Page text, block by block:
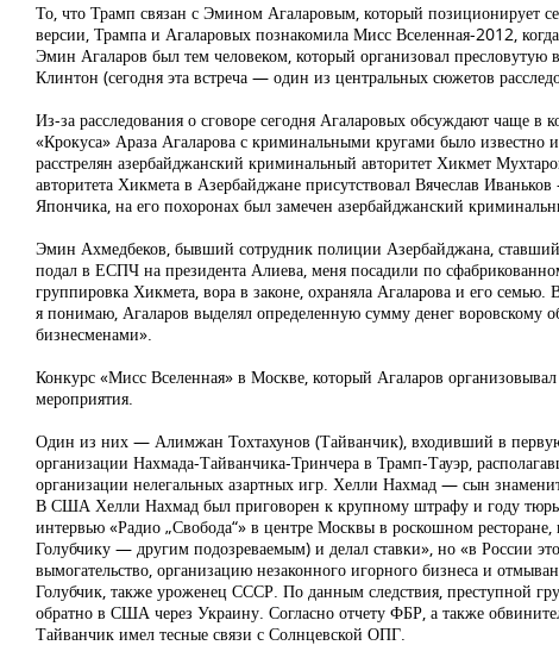
То, что Трамп связан с Эмином Агаларовым, который позиционирует
версии, Трампа и Агаларовых познакомила Мисс Вселенная-2012,
Эмин Агаларов был тем человеком, который организовал
Клинтон (сегодня эта встреча — один из центральных сюжетов
Из-за расследования о сговоре сегодня Агаларовых обсуждают чаще в
«Крокуса» Араза Агаларова с криминальными кругами было известно
расстрелян азербайджанский криминальный авторитет Хикмет
авторитета Хикмета в Азербайджане присутствовал Вячеслав
Япончика, на его похоронах был замечен азербайджанский
Эмин Ахмедбеков, бывший сотрудник полиции Азербайджана,
подал в ЕСПЧ на президента Алиева, меня посадили по
группировка Хикмета, вора в законе, охраняла Агаларова и его
я понимаю, Агаларов выделял определенную сумму денег воровскому
бизнесменами».
Конкурс «Мисс Вселенная» в Москве, который Агаларов
мероприятия.
Один из них — Алимжан Тохтахунов (Тайванчик), входивший в
организации Нахмада-Тайванчика-Тринчера в Трамп-Тауэр,
организации нелегальных азартных игр. Хелли Нахмад — сын
В США Хелли Нахмад был приговорен к крупному штрафу и году
интервью «Радио „Свобода“» в центре Москвы в роскошном
Голубчику — другим подозреваемым) и делал ставки», но «в России
вымогательство, организацию незаконного игорного бизнеса и
Голубчик, также уроженец СССР. По данным следствия, преступной
обратно в США через Украину. Согласно отчету ФБР, а также
Тайванчик имел тесные связи с Солнцевской ОПГ.